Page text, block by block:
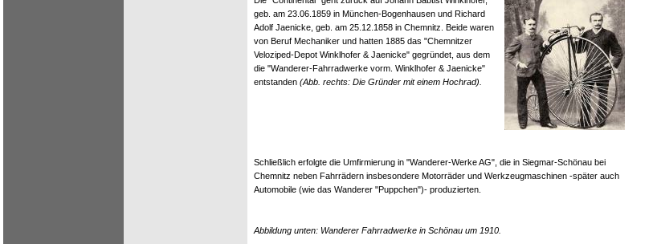
geb. am 23.06.1859 in München-Bogenhausen und Richard
Adolf Jaenicke, geb. am 25.12.1858 in Chemnitz. Beide waren
von Beruf Mechaniker und hatten 1885 das "Chemnitzer
Veloziped-Depot Winklhofer & Jaenicke" gegründet, aus dem
die "Wanderer-Fahrradwerke vorm. Winklhofer & Jaenicke"
entstanden (Abb. rechts: Die Gründer mit einem Hochrad).
Schließlich erfolgte die Umfirmierung in "Wanderer-Werke AG", die in Siegmar-Schönau bei
Chemnitz neben Fahrrädern insbesondere Motorräder und Werkzeugmaschinen -später auch
Automobile (wie das Wanderer "Puppchen")- produzierten.
Abbildung unten: Wanderer Fahrradwerke in Schönau um 1910.